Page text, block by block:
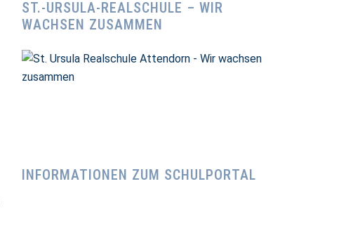
ST.-URSULA-REALSCHULE – WIR
WACHSEN ZUSAMMEN
INFORMATIONEN ZUM SCHULPORTAL